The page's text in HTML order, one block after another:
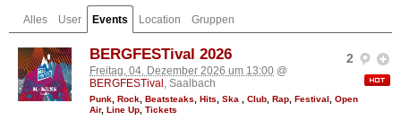
Alles User Events Location Gruppen
2
BERGFESTival 2026
Freitag, 04. Dezember 2026 um 13:00 @
BERGFESTival, Saalbach
Punk Rock Beatsteaks Hits Ska Club Rap Festival
Open
Air, Line Up Tickets